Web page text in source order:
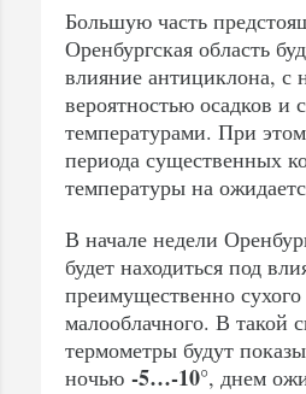
Большую часть
Оренбургская область
влияние антициклона, с
вероятностью осадков и
температурами. При
периода существенных
температуры на
В начале недели
будет находиться под
преимущественно
малооблачного. В такой
термометры будут
ночью -5…-10°, днем